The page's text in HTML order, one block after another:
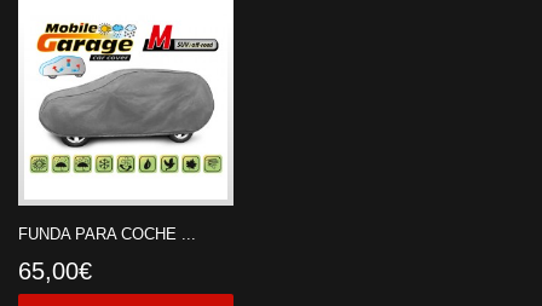
FUNDA PARA COCHE ...
65,00€